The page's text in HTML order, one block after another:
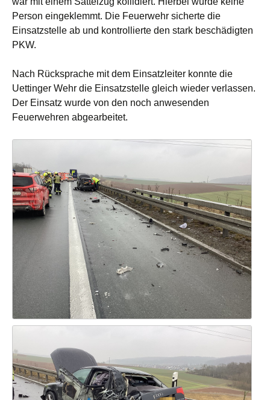
Person eingeklemmt. Die Feuerwehr sicherte die
Einsatzstelle ab und kontrollierte den stark beschädigten
PKW.
Nach Rücksprache mit dem Einsatzleiter konnte die
Uettinger Wehr die Einsatzstelle gleich wieder verlassen.
Der Einsatz wurde von den noch anwesenden
Feuerwehren abgearbeitet.